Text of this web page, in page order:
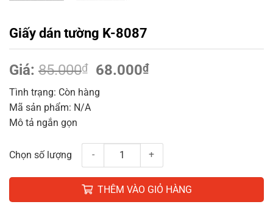
Giấy dán tường K-8087
Giá: 85.000₫
Giá
là:
68.000₫Giá
Tình trạng: Còn hàng
Mã sản phẩm: N/A
Mô tả ngắn gọn
Chọn số lượng
Giấy dán tường K-8087 số lượng
THÊM VÀO GIỎ HÀNG